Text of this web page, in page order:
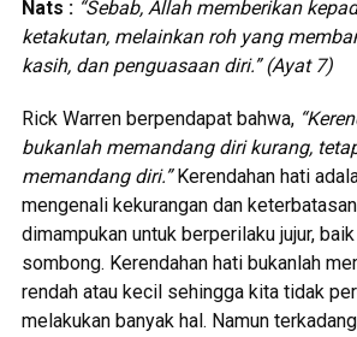
Nats : “Sebab, Allah memberikan
ketakutan, melainkan roh yang
kasih, dan penguasaan diri.” (Ayat 7)
Rick Warren berpendapat bahwa,
bukanlah memandang diri kurang,
memandang diri.”Kerendahan hati
mengenali kekurangan dan
dimampukan untuk berperilaku jujur,
sombong. Kerendahan hati bukanlah
rendah atau kecil sehingga kita tidak
melakukan banyak hal. Namun